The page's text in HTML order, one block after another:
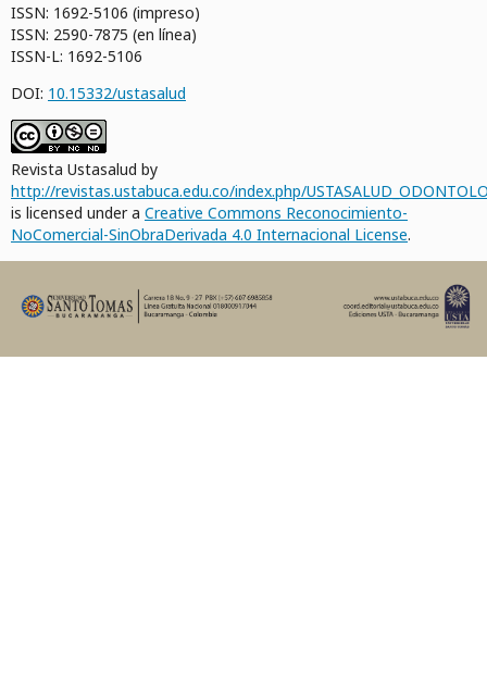
ISSN: 1692-5106 (impreso)
ISSN: 2590-7875 (en línea)
ISSN-L: 1692-5106
DOI: 10.15332/ustasalud
Revista Ustasalud by
http://revistas.ustabuca.edu.co/index.php/
is licensed under a Creative Commons Reconocimiento-
NoComercial-SinObraDerivada 4.0 Internacional License.